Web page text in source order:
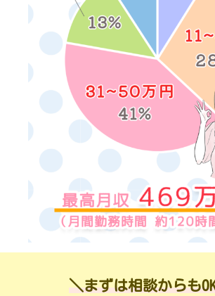
＼まずは相談からも